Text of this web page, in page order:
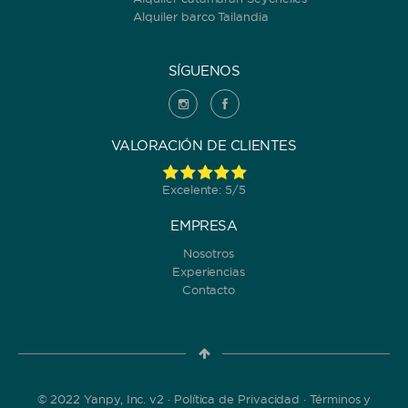
Alquiler barco Tailandia
SÍGUENOS
VALORACIÓN DE CLIENTES
Excelente: 5/5
EMPRESA
Nosotros
Experiencias
Contacto
© 2022 Yanpy, Inc. v2 · Política de Privacidad ·Términos y